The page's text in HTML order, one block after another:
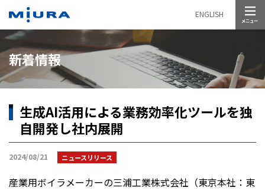
ENGLISH
新着情報
生成AI活用による業務効率化ツールを独
自開発し社内展開
2024/08/21 ニュースリリース
産業用ボイラメーカーの三浦工業株式会社（東京本社：東